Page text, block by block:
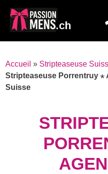
Accueil » Stripteaseuse
Stripteaseuse Porrentruy ⋆
Suisse